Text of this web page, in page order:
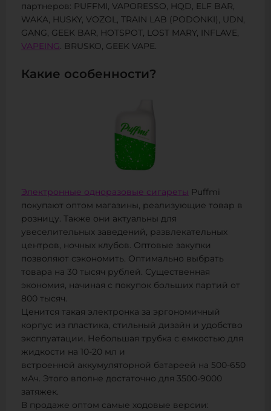
партнеров: PUFFMI, VAPORESSO, HQD, ELF BAR,
WAKA, HUSKY, VOZOL, TRAIN LAB (PODONKI), UDN,
GANG, GEEK BAR, HOTSPOT, LOST MARY, INFLAVE,
VAPEING. BRUSKO, GEEK VAPE.
Какие особенности?
Электронные одноразовые сигареты Puffmi
покупают оптом магазины, реализующие товар в
розницу. Также они актуальны для
увеселительных заведений, развлекательных
центров, ночных клубов. Оптовые закупки
позволяют сэкономить. Оптимально выбрать
товара на 30 тысяч рублей. Существенная
экономия, начиная с покупок больших партий от
800 тысяч.
Ценится такая электронка за эргономичный
корпус из пластика, стильный дизайн и удобство
эксплуатации. Небольшая трубка с емкостью для
жидкости на 10-20 мл и
встроенной аккумуляторной батареей на 500-650
мАч. Этого вполне достаточно для 3500-9000
затяжек.
В продаже оптом самые ходовые версии: